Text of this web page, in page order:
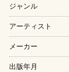
ジャンル
アーティスト
メーカー
出版年月